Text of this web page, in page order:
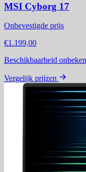
MSI Cyborg 17
Onbevestigde prijs
€1.199,00
Beschikbaarheid
Vergelijk prijzen